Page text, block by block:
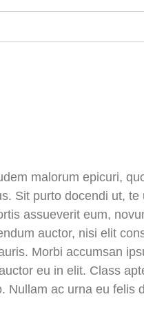
malorum epicuri,
Sit purto docendi ut, te
assueverit eum,
auctor, nisi elit
Morbi accumsan
eu in elit. Class
Nullam ac urna eu felis